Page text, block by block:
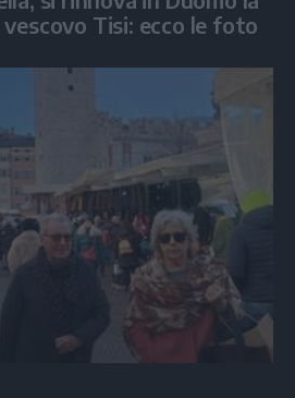
Tisi: ecco le foto